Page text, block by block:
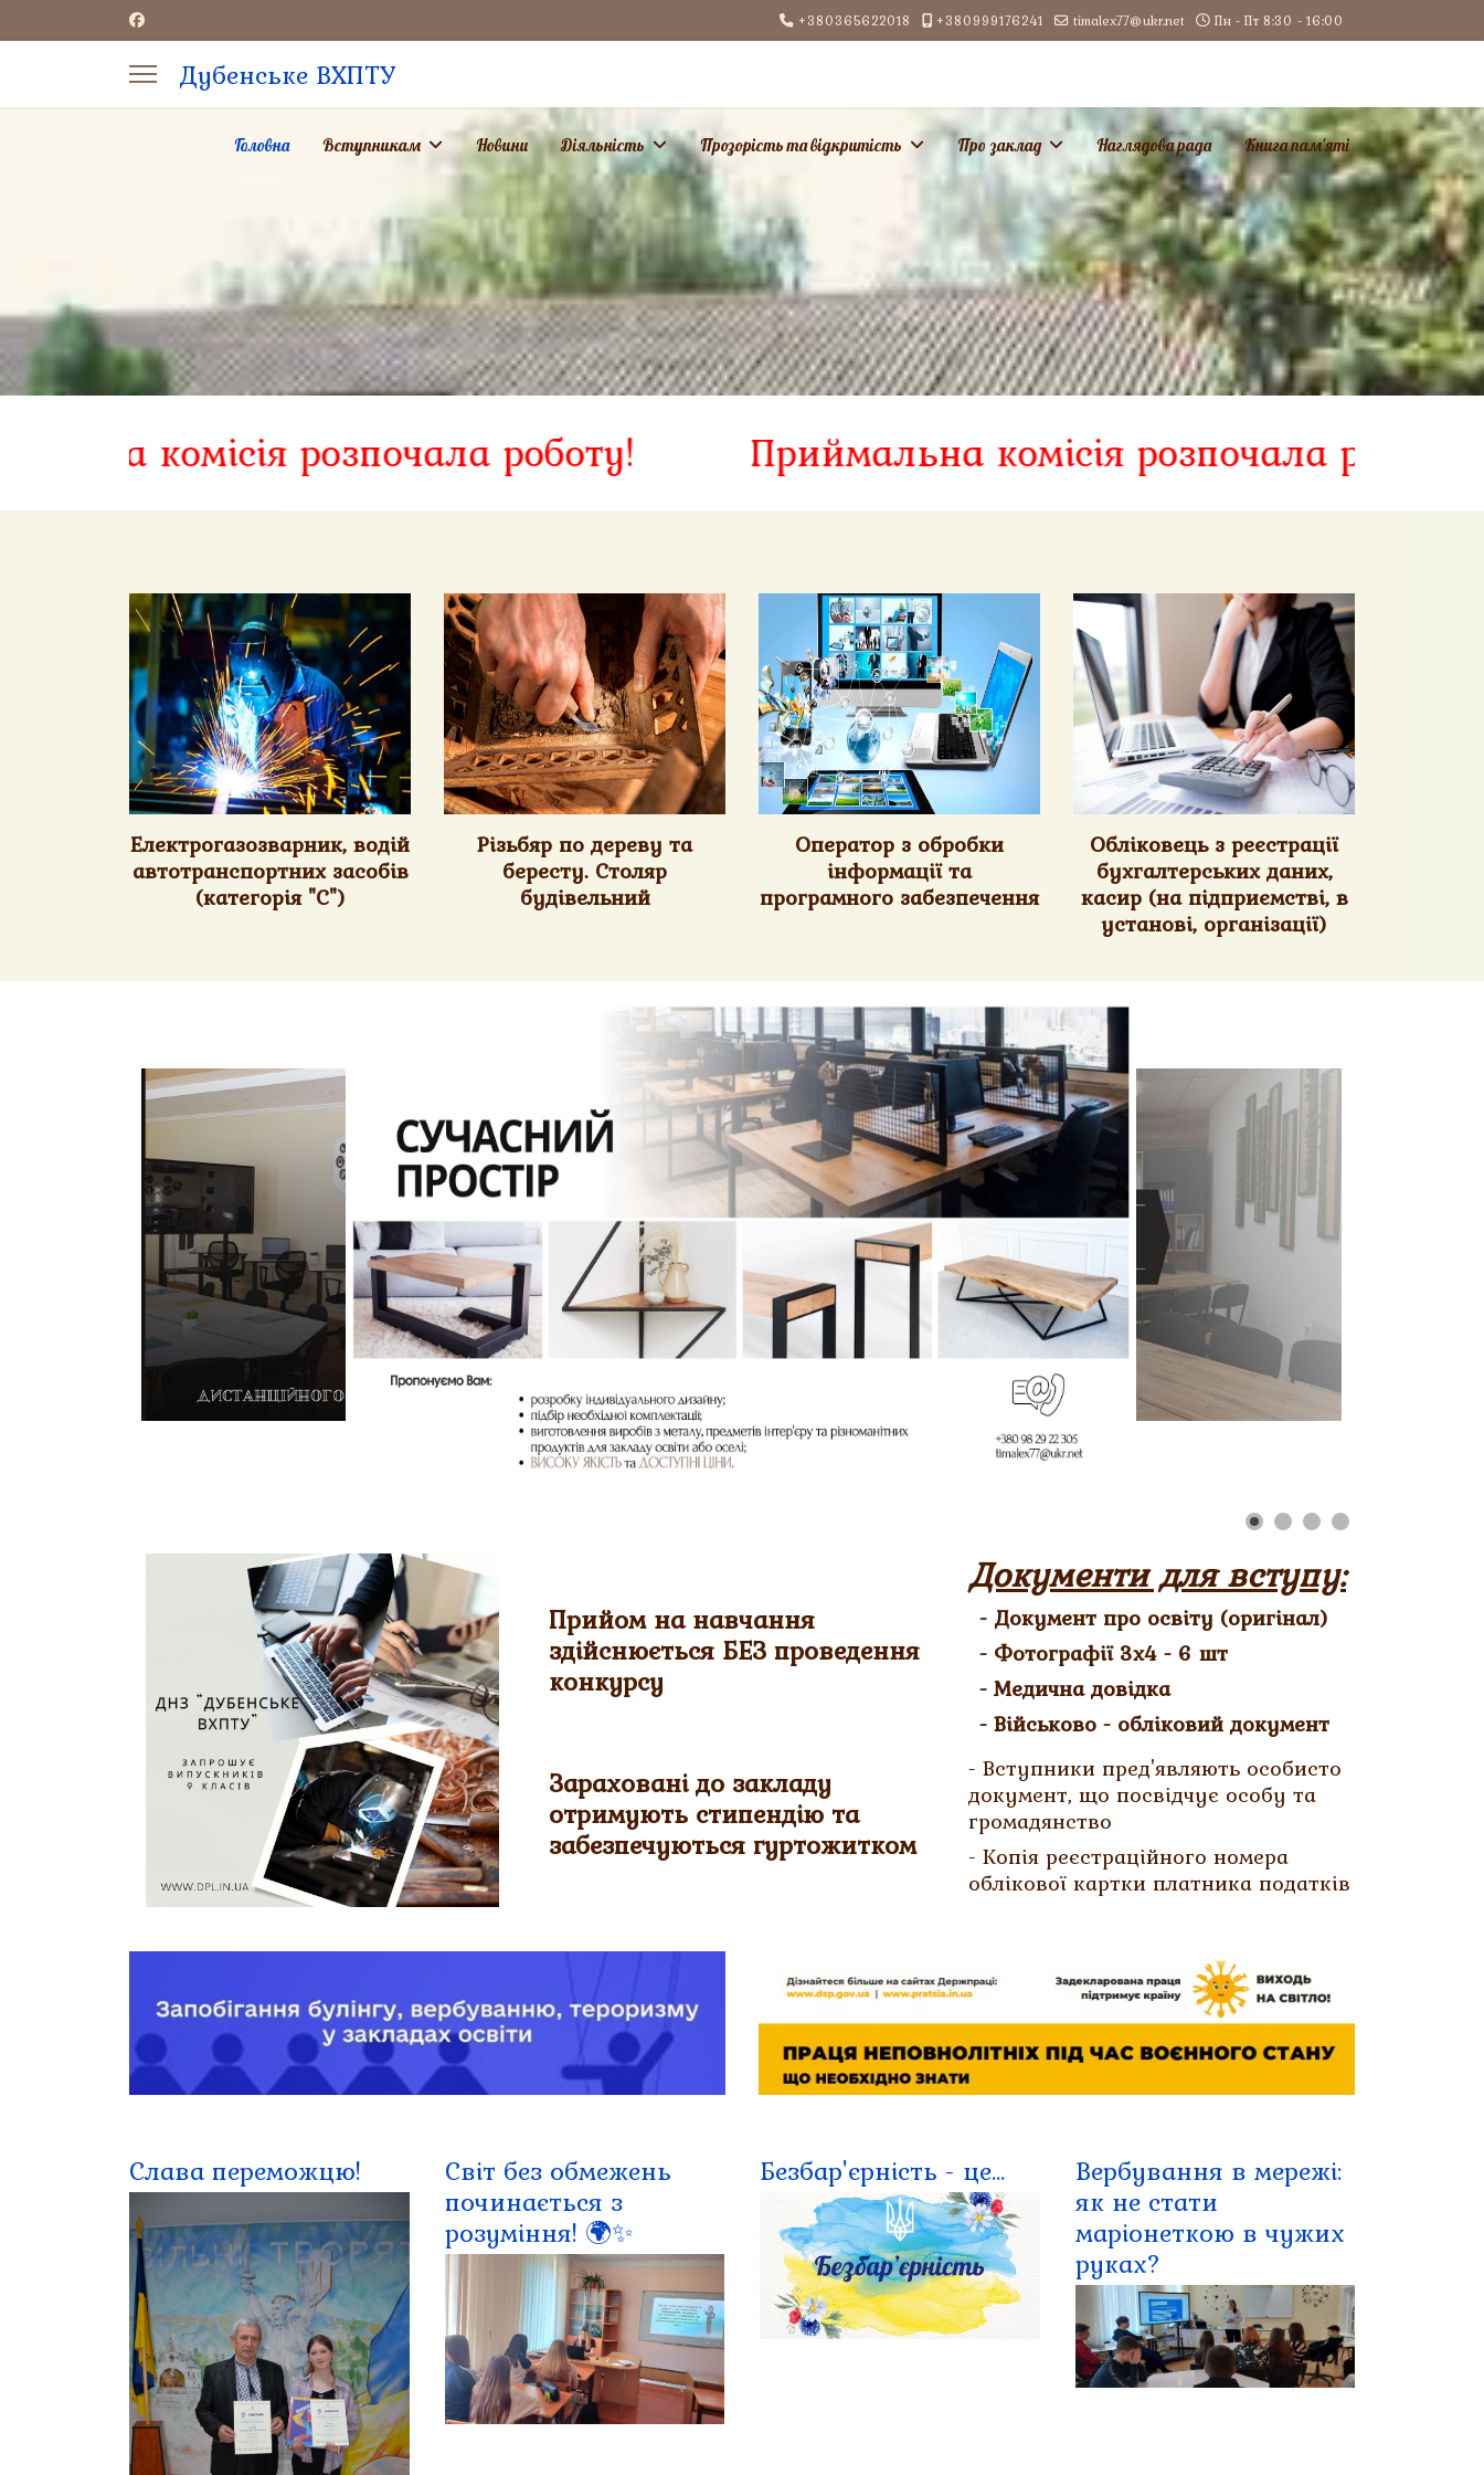
+380365622018 +380999176241 timalex77@ukr.net Пн - Пт 8:30 - 16:00
Дубенське ВХПТУ
Головна Вступникам Новини Діяльність Прозорість та відкритість Про заклад Наглядова рада Книга пам'яті
розпочала роботу! Приймальна комісія розпочала роботу!
Електрогазозварник, водій
автотранспортних засобів
(категорія "С")
Різьбяр по дереву та
бересту. Столяр
будівельний
Оператор з обробки
інформації та
програмного забезпечення
Обліковець з реєстрації
бухгалтерських даних,
касир (на підприємстві, в
установі, організації)
Прийом на навчання
здійснюється БЕЗ проведення
конкурсу
Зараховані до закладу
отримують стипендію та
забезпечуються гуртожитком
Документи для вступу:
- Документ про освіту (оригінал)
- Фотографії 3х4 - 6 шт
- Медична довідка
- Військово - обліковий документ
- Вступники пред'являють особисто
документ, що посвідчує особу та
громадянство
- Копія реєстраційного номера
облікової картки платника податків
Слава переможцю!
Світ без обмежень
починається з
розуміння! 🌍✨
Безбар'єрність - це...
Вербування в мережі:
як не стати
маріонеткою в чужих
руках?
for results.